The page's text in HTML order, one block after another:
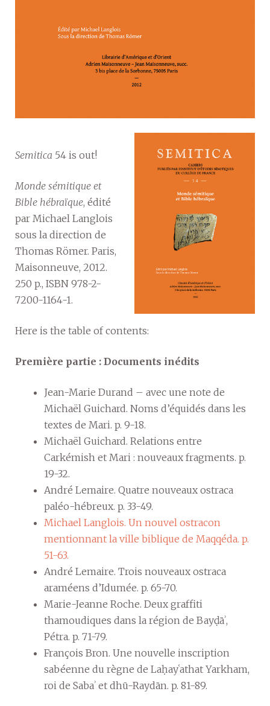
Semitica 54 is out!
Monde sémitique et
Bible hébraïque, édité
par Michael Langlois
sous la direction de
Thomas Römer. Paris,
Maisonneuve, 2012.
250 p., ISBN 978-2-
7200-1164-1.
Here is the table of contents:
Première partie : Documents inédits
Jean-Marie Durand – avec une note de
Michaël Guichard. Noms d’équidés dans les
textes de Mari. p. 9-18.
Michaël Guichard. Relations entre
Carkémish et Mari : nouveaux fragments. p.
19-32.
André Lemaire. Quatre nouveaux ostraca
paléo-hébreux. p. 33-49.
Michael Langlois. Un nouvel ostracon
mentionnant la ville biblique de Maqqéda. p.
51-63.
André Lemaire. Trois nouveaux ostraca
araméens d’Idumée. p. 65-70.
Marie-Jeanne Roche. Deux graffiti
thamoudiques dans la région de Bayḍāʾ,
Pétra. p. 71-79.
François Bron. Une nouvelle inscription
sabéenne du règne de Laḥayʿathat Yarkham,
roi de Sabaʾ et dhū-Raydān. p. 81-89.